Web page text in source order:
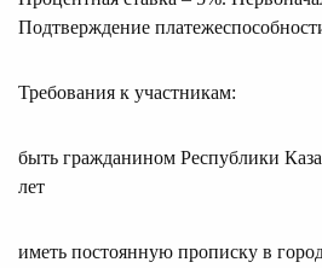
Подтверждение
Требования к участникам:
быть гражданином Республики
лет
иметь постоянную прописку в